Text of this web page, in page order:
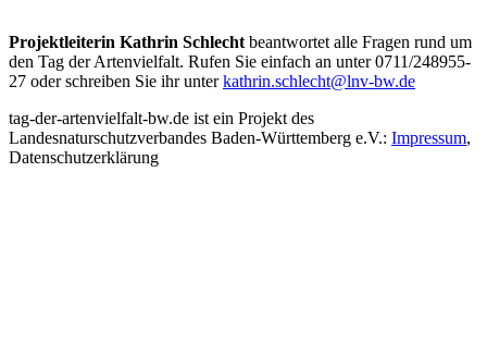
Projektleiterin Kathrin Schlecht beantwortet alle Fragen rund um
den Tag der Artenvielfalt. Rufen Sie einfach an unter 0711/248955-
27 oder schreiben Sie ihr unterkathrin.schlecht@lnv-bw.de
tag-der-artenvielfalt-bw.de ist ein Projekt des
Landesnaturschutzverbandes Baden-Württemberg e.V.: Impressum,
Datenschutzerklärung